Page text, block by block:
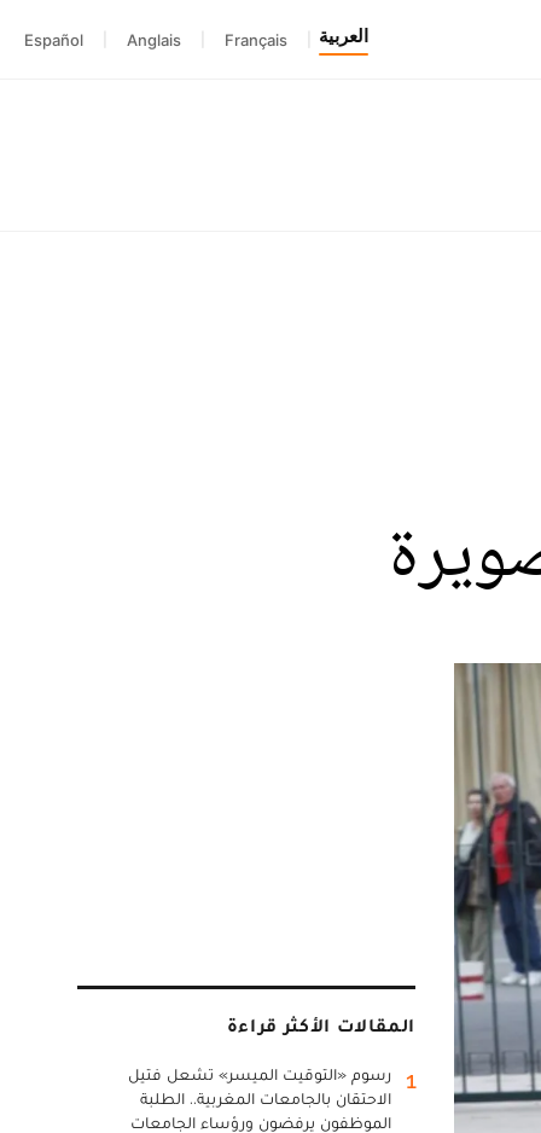
العربية Français
Anglais
Español
المقالات الأكثر قراءة
1
رسوم «التوقيت الميسر» تشعل فتيل
الاحتقان بالجامعات المغربية.. الطلبة
الموظفون يرفضون ورؤساء الجامعات